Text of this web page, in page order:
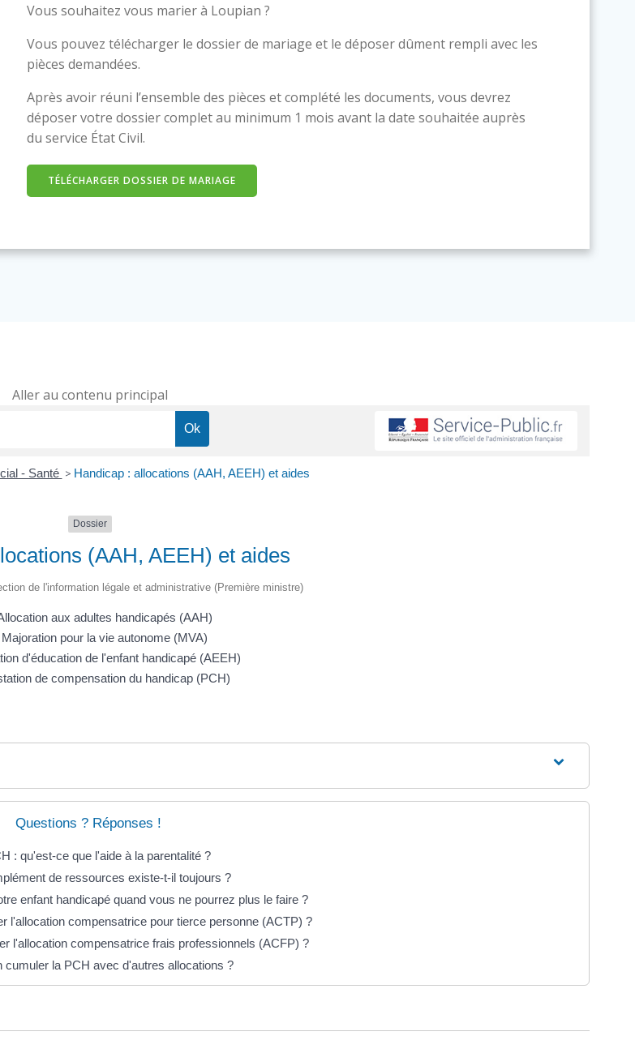
Vous souhaitez vous marier à Loupian ?
Vous pouvez télécharger le dossier de mariage et le déposer dûment rempli avec les
pièces demandées.
Après avoir réuni l’ensemble des pièces et complété les documents, vous devrez
déposer votre dossier complet au minimum 1 mois avant la date souhaitée auprès
du service État Civil.
TÉLÉCHARGER DOSSIER DE MARIAGE
Aller au contenu principal
- Santé > Handicap : allocations (AAH, AEEH) et aides
Dossier
(AAH, AEEH) et aides
de l'information légale et administrative (Première ministre)
aux adultes handicapés (AAH)
Majoration pour la vie autonome (MVA)
d'éducation de l'enfant handicapé (AEEH)
de compensation du handicap (PCH)
Questions ? Réponses !
: qu'est-ce que l'aide à la parentalité ?
de ressources existe-t-il toujours ?
enfant handicapé quand vous ne pourrez plus le faire ?
l'allocation compensatrice pour tierce personne (ACTP) ?
l'allocation compensatrice frais professionnels (ACFP) ?
cumuler la PCH avec d'autres allocations ?